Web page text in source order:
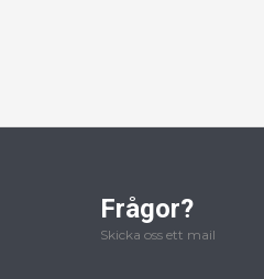
Frågor?
Skicka oss ett mail